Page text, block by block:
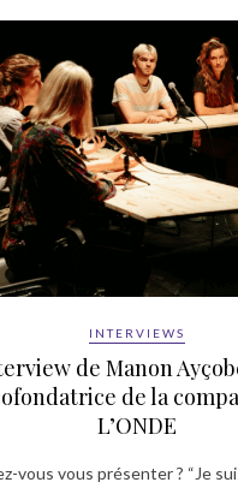
INTERVIEWS
de Manon
de la
L’ONDE
vous vous présenter ? “Je